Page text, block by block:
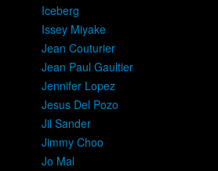
Iceberg
Issey Miyake
Jean Couturier
Jean Paul Gaultier
Jennifer Lopez
Jesus Del Pozo
Jil Sander
Jimmy Choo
Jo Mal